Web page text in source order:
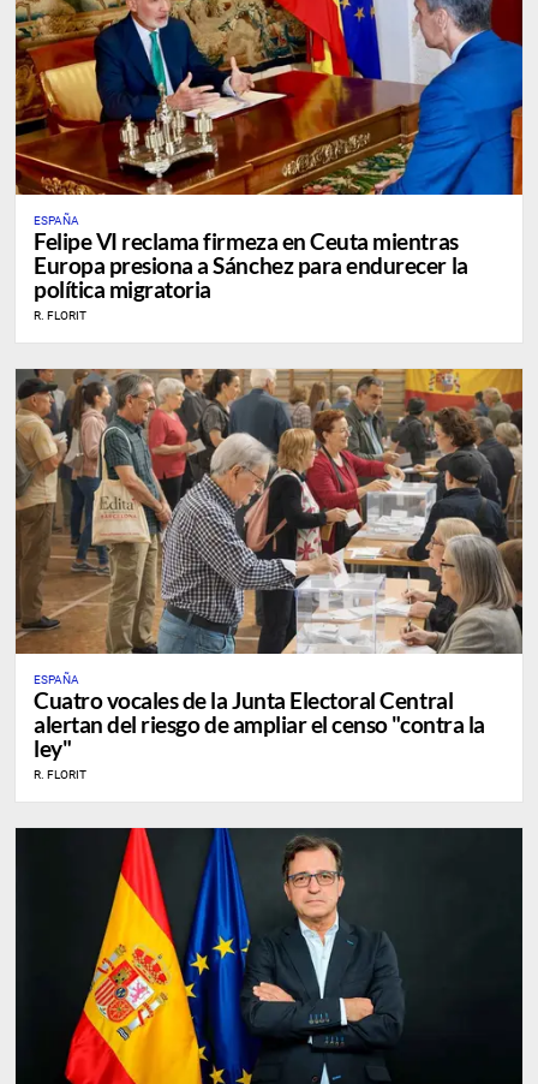
ESPAÑA
Felipe VI reclama firmeza en Ceuta mientras
Europa presiona a Sánchez para endurecer la
política migratoria
R. FLORIT
ESPAÑA
Cuatro vocales de la Junta Electoral Central
alertan del riesgo de ampliar el censo "contra la
ley"
R. FLORIT